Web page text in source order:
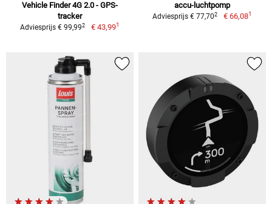
Vehicle Finder 4G 2.0 - GPS-
tracker
Adviesprijs € 99,992 € 43,991
accu-luchtpomp
Adviesprijs € 77,702 € 66,081